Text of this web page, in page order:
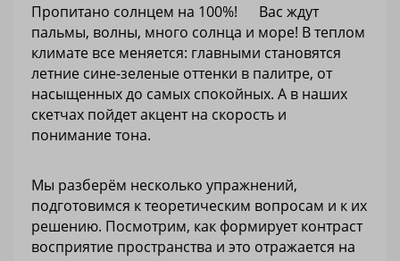
Пропитано солнцем на 100%! Вас ждут
пальмы, волны, много солнца и море! В теплом
климате все меняется: главными становятся
летние сине-зеленые оттенки в палитре, от
насыщенных до самых спокойных. А в наших
скетчах пойдет акцент на скорость и
понимание тона.
Мы разберём несколько упражнений,
подготовимся к теоретическим вопросам и к их
решению. Посмотрим, как формирует контраст
восприятие пространства и это отражается на